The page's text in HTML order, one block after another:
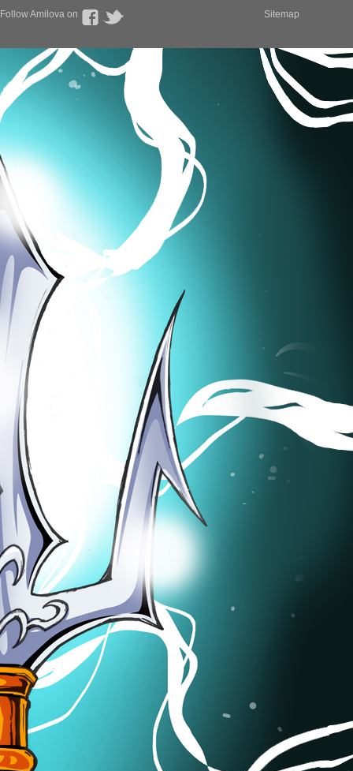
Follow Amilova on Sitemap